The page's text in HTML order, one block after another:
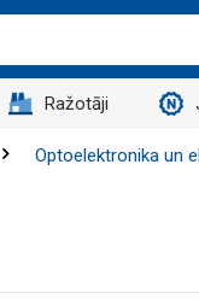
Ražotāji
Optoelektronika un